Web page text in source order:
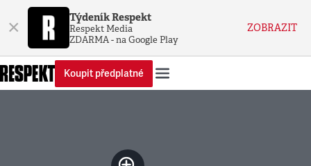
× Týdeník Respekt
Respekt Media
ZDARMA - na Google Play
ZOBRAZIT
Koupit předplatné